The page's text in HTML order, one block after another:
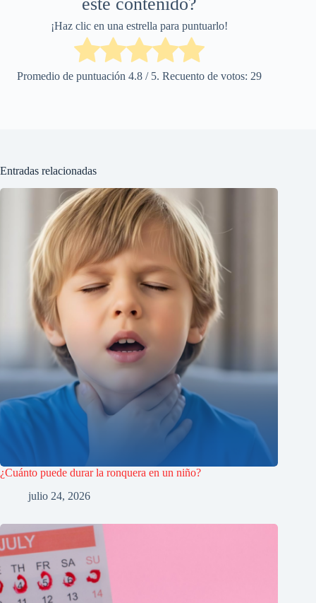
¡Haz clic en una estrella para puntuarlo!
Promedio de puntuación 4.8/ 5. Recuento de votos: 29
Entradas relacionadas
¿Cuánto puede durar la ronquera en un niño?
julio 24, 2026